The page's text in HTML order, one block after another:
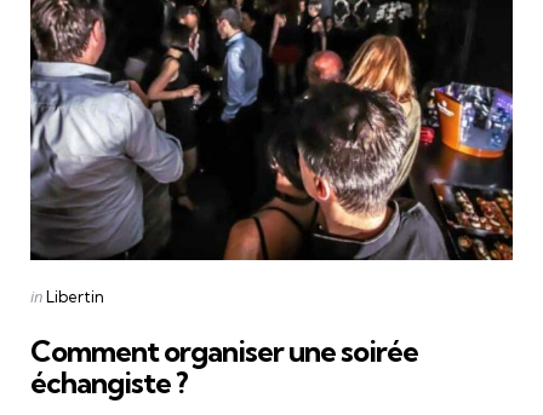
Categories
Posted
inLibertin
Comment organiser une soirée
échangiste ?